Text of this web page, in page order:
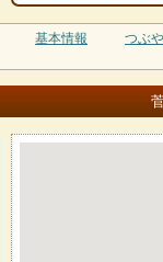
基本情報 つぶ